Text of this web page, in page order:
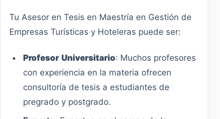
Tu Asesor en Tesis en Maestría en Gestión de
Empresas Turísticas y Hoteleras puede ser:
Profesor Universitario: Muchos profesores
con experiencia en la materia ofrecen
consultoría de tesis a estudiantes de
pregrado y postgrado.